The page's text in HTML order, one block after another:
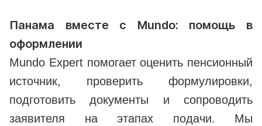
Панама вместе с Mundo: помощь в
оформлении
Mundo Expert помогает оценить пенсионный
источник, проверить формулировки,
подготовить документы и сопроводить
заявителя на этапах подачи. Мы